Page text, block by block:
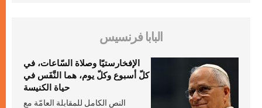
البابا فرنسيس
الإفخارستيّا وصلاة السّاعات، في
كلّ أسبوع وكلّ يوم، هما النَّفَس في
حياة الكنيسة
النص الكامل للمقابلة العامّة مع